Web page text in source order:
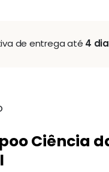
de entrega até 4
Ciência